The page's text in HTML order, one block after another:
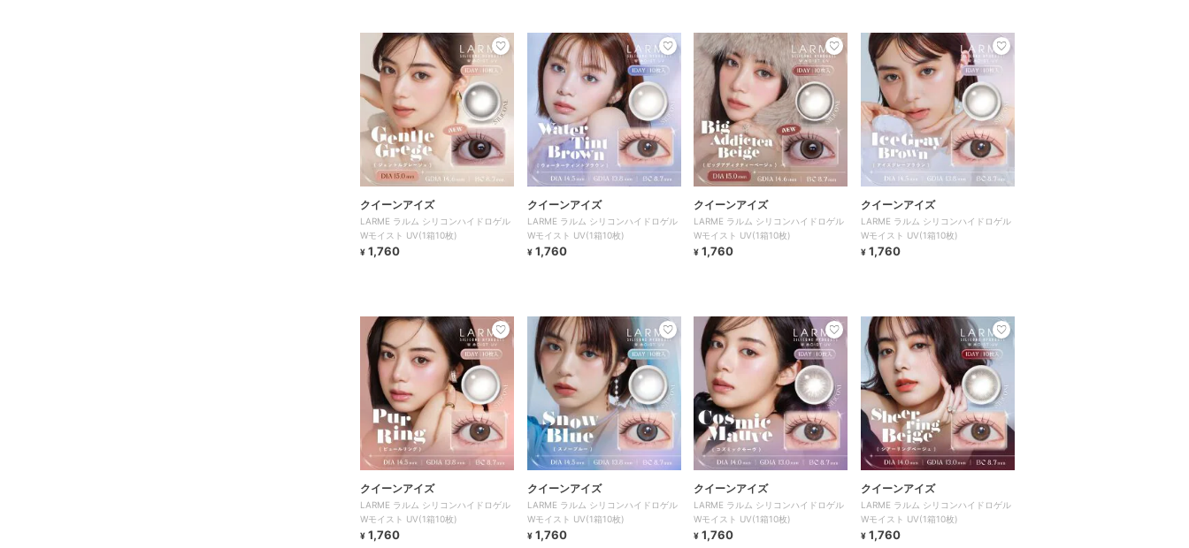
クイーンアイズ
LARME ラルム シリコンハイドロゲル
Wモイスト UV(1箱10枚)
¥ 1,760
クイーンアイズ
LARME ラルム シリコンハイドロゲル
Wモイスト UV(1箱10枚)
¥ 1,760
クイーンアイズ
LARME ラルム シリコンハイドロゲル
Wモイスト UV(1箱10枚)
¥ 1,760
クイーンアイズ
LARME ラルム シリコンハイドロゲル
Wモイスト UV(1箱10枚)
¥ 1,760
クイーンアイズ
LARME ラルム シリコンハイドロゲル
Wモイスト UV(1箱10枚)
¥ 1,760
クイーンアイズ
LARME ラルム シリコンハイドロゲル
Wモイスト UV(1箱10枚)
¥ 1,760
クイーンアイズ
LARME ラルム シリコンハイドロゲル
Wモイスト UV(1箱10枚)
¥ 1,760
クイーンアイズ
LARME ラルム シリコンハイドロゲル
Wモイスト UV(1箱10枚)
¥ 1,760